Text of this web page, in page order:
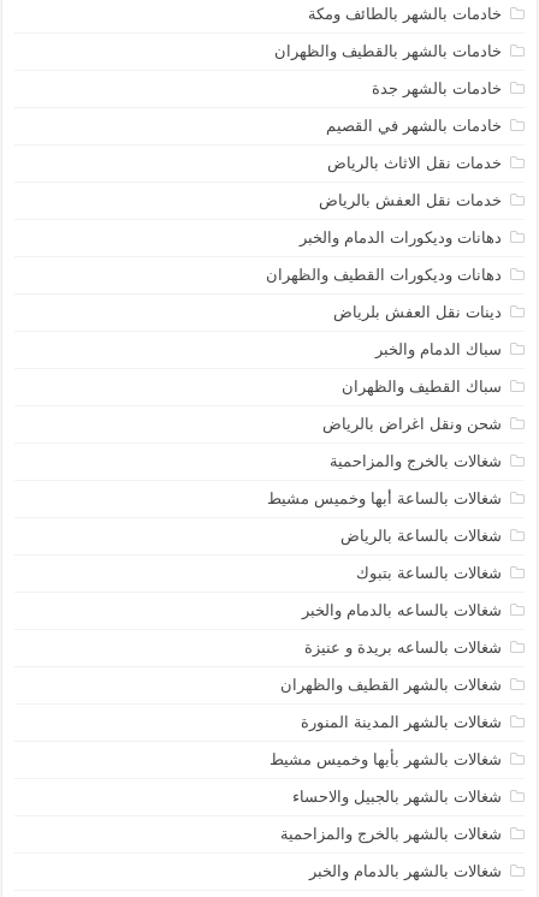
خادمات بالشهر بالطائف ومكة
خادمات بالشهر بالقطيف والظهران
خادمات بالشهر جدة
خادمات بالشهر في القصيم
خدمات نقل الاثاث بالرياض
خدمات نقل العفش بالرياض
دهانات وديكورات الدمام والخبر
دهانات وديكورات القطيف والظهران
دينات نقل العفش بلرياض
سباك الدمام والخبر
سباك القطيف والظهران
شحن ونقل اغراض بالرياض
شغالات بالخرج والمزاحمية
شغالات بالساعة أبها وخميس مشيط
شغالات بالساعة بالرياض
شغالات بالساعة بتبوك
شغالات بالساعه بالدمام والخبر
شغالات بالساعه بريدة و عنيزة
شغالات بالشهر القطيف والظهران
شغالات بالشهر المدينة المنورة
شغالات بالشهر بأبها وخميس مشيط
شغالات بالشهر بالجبيل والاحساء
شغالات بالشهر بالخرج والمزاحمية
شغالات بالشهر بالدمام والخبر